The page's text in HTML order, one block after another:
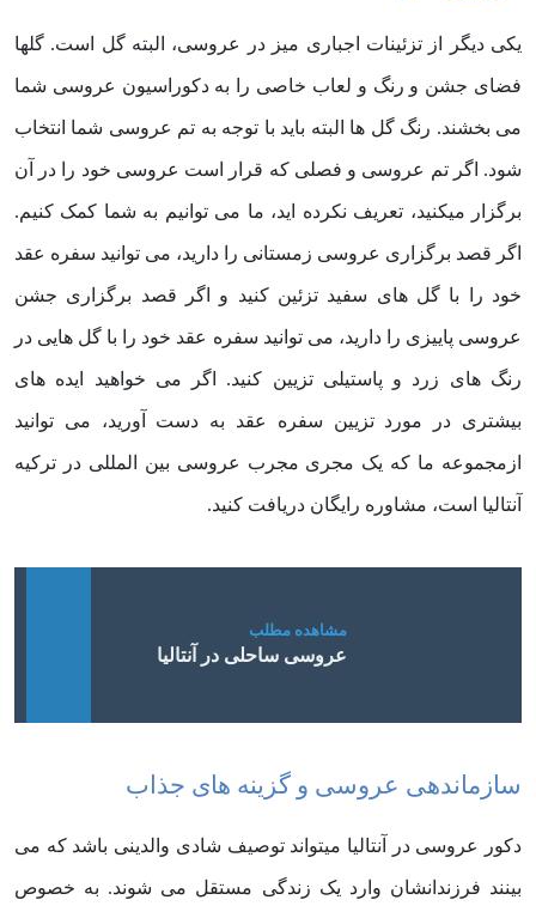
یکی دیگر از تزئینات اجباری میز در عروسی، البته گل است. گلها
فضای جشن و رنگ و لعاب خاصی را به دکوراسیون عروسی شما
می بخشند. رنگ گل ها البته باید با توجه به تم عروسی شما انتخاب
شود. اگر تم عروسی و فصلی که قرار است عروسی خود را در آن
برگزار میکنید، تعریف نکرده اید، ما می توانیم به شما کمک کنیم.
اگر قصد برگزاری عروسی زمستانی را دارید، می توانید سفره عقد
خود را با گل های سفید تزئین کنید و اگر قصد برگزاری جشن
عروسی پاییزی را دارید، می توانید سفره عقد خود را با گل هایی در
رنگ های زرد و پاستیلی تزیین کنید. اگر می خواهید ایده های
بیشتری در مورد تزیین سفره عقد به دست آورید، می توانید
ازمجموعه ما که یک مجری مجرب عروسی بین المللی در ترکیه
آنتالیا است، مشاوره رایگان دریافت کنید.
عروسی ساحلی در آنتالیا
سازماندهی عروسی و گزینه های جذاب
دکور عروسی در آنتالیا میتواند توصیف شادی والدینی باشد که می
بینند فرزندانشان وارد یک زندگی مستقل می شوند. به خصوص